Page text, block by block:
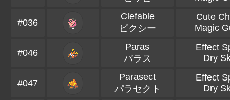
#036
Clefable
ピクシー
Cute
Magic
#046
Paras
パラス
Effect
Dry
#047
Parasect
パラセクト
Effect
Dry